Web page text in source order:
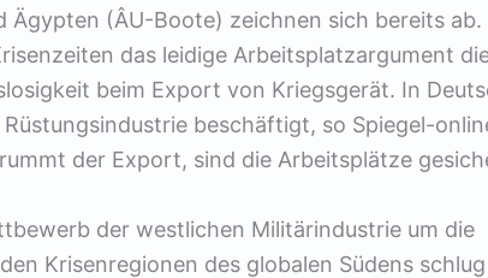
Ägypten (Â­U-Boote) zeichnen sich bereits ab.
das leidige Arbeitsplatzargument
beim Export von Kriegsgerät. In
beschäftigt, so Spiegel-
der Export, sind die Arbeitsplätze
der westlichen Militärindustrie um die
Krisenregionen des globalen Südens